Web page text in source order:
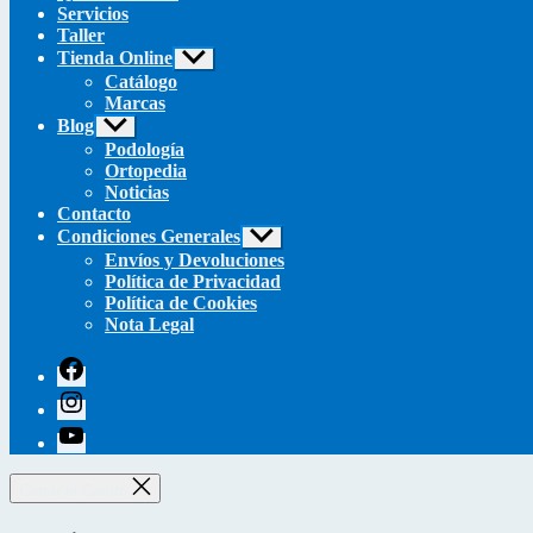
Servicios
Taller
Tienda Online Mostrar
el
Catálogo
Marcas
Blog Mostrar
el
submenú
Podología
Ortopedia
Noticias
Contacto
Condiciones Generales Mostrar
el
submenú
Envíos y Devoluciones
Política de Privacidad
Política de Cookies
Nota Legal
facebook
instagram
youtube